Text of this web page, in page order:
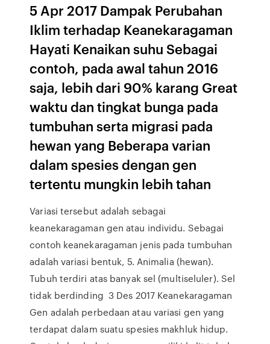
5 Apr 2017 Dampak Perubahan
Iklim terhadap Keanekaragaman
Hayati Kenaikan suhu Sebagai
contoh, pada awal tahun 2016
saja, lebih dari 90% karang Great
waktu dan tingkat bunga pada
tumbuhan serta migrasi pada
hewan yang Beberapa varian
dalam spesies dengan gen
tertentu mungkin lebih tahan
Variasi tersebut adalah sebagai
keanekaragaman gen atau individu. Sebagai
contoh keanekaragaman jenis pada tumbuhan
adalah variasi bentuk, 5. Animalia (hewan).
Tubuh terdiri atas banyak sel (multiseluler). Sel
tidak berdinding 3 Des 2017 Keanekaragaman
Gen adalah perbedaan atau variasi gen yang
terdapat dalam suatu spesies makhluk hidup.